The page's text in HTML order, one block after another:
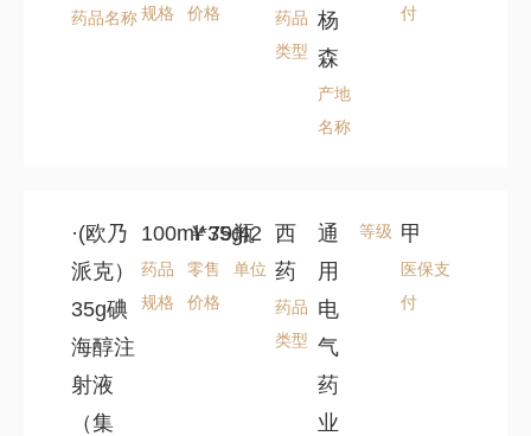
药品名称规格
价格
药品
类型
杨
森
产地
名称
付
·(欧乃
派克）
35g碘
海醇注
射液
（集
100ml*35g
药品
规格
￥79.42
零售
价格
瓶
单位
西
药
药品
类型
通
用
电
气
药
业
等级 甲
医保支
付